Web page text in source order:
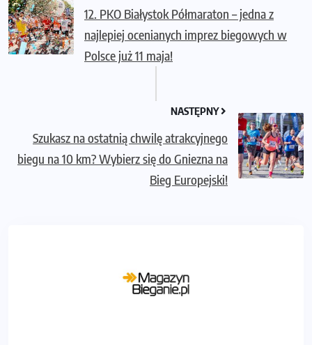
12. PKO Białystok Półmaraton – jedna z
najlepiej ocenianych imprez biegowych w
Polsce już 11 maja!
NASTĘPNY
Szukasz na ostatnią chwilę atrakcyjnego
biegu na 10 km? Wybierz się do Gniezna na
Bieg Europejski!